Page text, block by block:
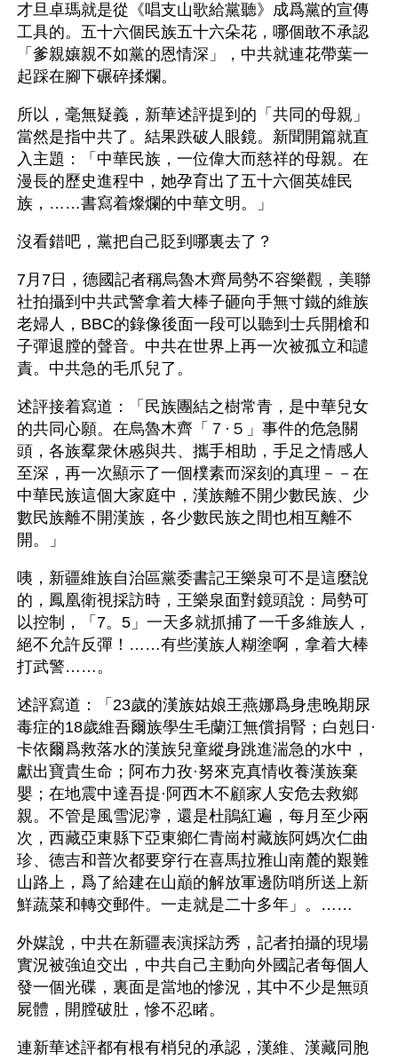
才旦卓瑪就是從《唱支山歌給黨聽》成爲黨的宣傳
工具的。五十六個民族五十六朵花，哪個敢不承認
「爹親孃親不如黨的恩情深」，中共就連花帶葉一
起踩在腳下碾碎揉爛。
所以，毫無疑義，新華述評提到的「共同的母親」
當然是指中共了。結果跌破人眼鏡。新聞開篇就直
入主題：「中華民族，一位偉大而慈祥的母親。在
漫長的歷史進程中，她孕育出了五十六個英雄民
族，……書寫着燦爛的中華文明。」
沒看錯吧，黨把自己貶到哪裏去了？
7月7日，德國記者稱烏魯木齊局勢不容樂觀，美聯
社拍攝到中共武警拿着大棒子砸向手無寸鐵的維族
老婦人，BBC的錄像後面一段可以聽到士兵開槍和
子彈退膛的聲音。中共在世界上再一次被孤立和譴
責。中共急的毛爪兒了。
述評接着寫道：「民族團結之樹常青，是中華兒女
的共同心願。在烏魯木齊「７·５」事件的危急關
頭，各族羣衆休慼與共、攜手相助，手足之情感人
至深，再一次顯示了一個樸素而深刻的真理－－在
中華民族這個大家庭中，漢族離不開少數民族、少
數民族離不開漢族，各少數民族之間也相互離不
開。」
咦，新疆維族自治區黨委書記王樂泉可不是這麼說
的，鳳凰衛視採訪時，王樂泉面對鏡頭說：局勢可
以控制，「7。5」一天多就抓捕了一千多維族人，
絕不允許反彈！……有些漢族人糊塗啊，拿着大棒
打武警……。
述評寫道：「23歲的漢族姑娘王燕娜爲身患晚期尿
毒症的18歲維吾爾族學生毛蘭江無償捐腎；白剋日·
卡依爾爲救落水的漢族兒童縱身跳進湍急的水中，
獻出寶貴生命；阿布力孜·努來克真情收養漢族棄
嬰；在地震中達吾提·阿西木不顧家人安危去救鄉
親。不管是風雪泥濘，還是杜鵑紅遍，每月至少兩
次，西藏亞東縣下亞東鄉仁青崗村藏族阿媽次仁曲
珍、德吉和普次都要穿行在喜馬拉雅山南麓的艱難
山路上，爲了給建在山巔的解放軍邊防哨所送上新
鮮蔬菜和轉交郵件。一走就是二十多年」。……
外媒說，中共在新疆表演採訪秀，記者拍攝的現場
實況被強迫交出，中共自己主動向外國記者每個人
發一個光碟，裏面是當地的慘況，其中不少是無頭
屍體，開膛破肚，慘不忍睹。
連新華述評都有根有梢兒的承認，漢維、漢藏同胞